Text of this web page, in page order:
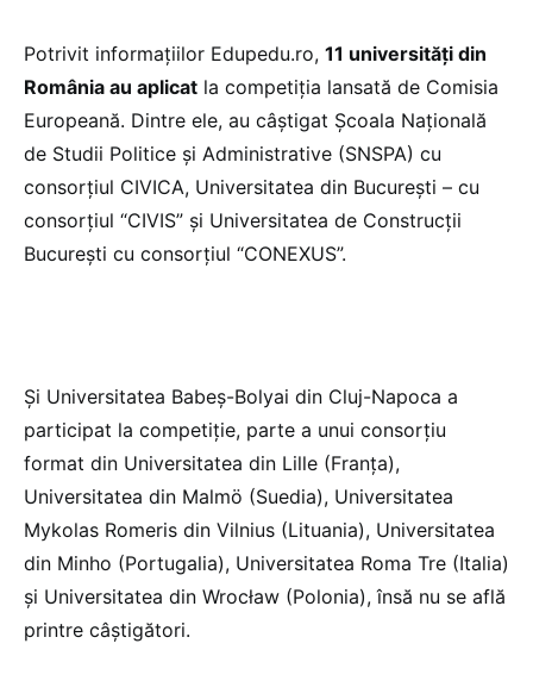
Potrivit informațiilor Edupedu.ro, 11 universități din
România au aplicat la competiția lansată de Comisia
Europeană. Dintre ele, au câștigat Școala Națională
de Studii Politice și Administrative (SNSPA) cu
consorțiul CIVICA, Universitatea din București – cu
consorțiul “CIVIS” și Universitatea de Construcții
București cu consorțiul “CONEXUS”.
Și Universitatea Babeș-Bolyai din Cluj-Napoca a
participat la competiție, parte a unui consorțiu
format din Universitatea din Lille (Franța),
Universitatea din Malmö (Suedia), Universitatea
Mykolas Romeris din Vilnius (Lituania), Universitatea
din Minho (Portugalia), Universitatea Roma Tre (Italia)
și Universitatea din Wrocław (Polonia), însă nu se află
printre câștigători.